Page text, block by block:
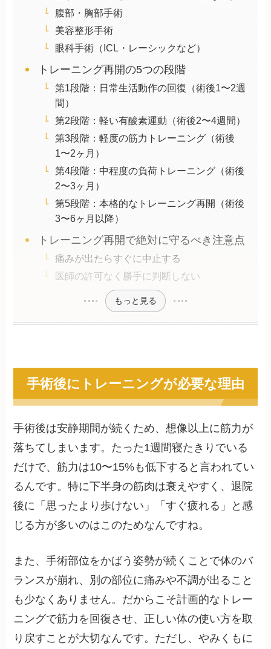
腹部・胸部手術
美容整形手術
眼科手術（ICL・レーシックなど）
トレーニング再開の5つの段階
第1段階：日常生活動作の回復（術後1〜2週
間）
第2段階：軽い有酸素運動（術後2〜4週間）
第3段階：軽度の筋力トレーニング（術後
1〜2ヶ月）
第4段階：中程度の負荷トレーニング（術後
2〜3ヶ月）
第5段階：本格的なトレーニング再開（術後
3〜6ヶ月以降）
トレーニング再開で絶対に守るべき注意点
痛みが出たらすぐに中止する
医師の許可なく勝手に判断しない
もっと見る
手術後にトレーニングが必要な理由
手術後は安静期間が続くため、想像以上に筋力が
落ちてしまいます。たった1週間寝たきりでいる
だけで、筋力は10〜15%も低下すると言われてい
るんです。特に下半身の筋肉は衰えやすく、退院
後に「思ったより歩けない」「すぐ疲れる」と感
じる方が多いのはこのためなんですね。
また、手術部位をかばう姿勢が続くことで体のバ
ランスが崩れ、別の部位に痛みや不調が出ること
も少なくありません。だからこそ計画的なトレー
ニングで筋力を回復させ、正しい体の使い方を取
り戻すことが大切なんです。ただし、やみくもに